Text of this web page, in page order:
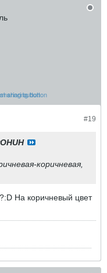
#19
коричневая,
На коричневый цвет